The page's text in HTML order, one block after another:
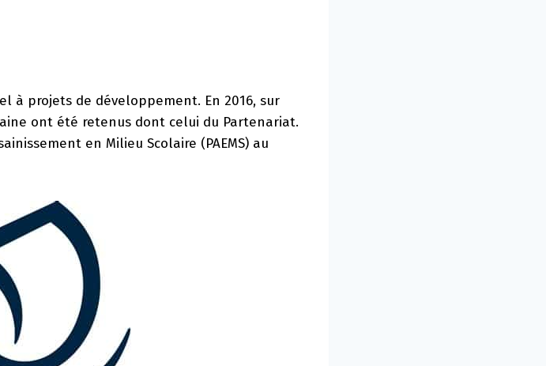
à projets de développement. En 2016, sur
ont été retenus dont celui du Partenariat.
en Milieu Scolaire (PAEMS) au